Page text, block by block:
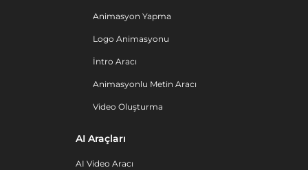
Animasyon Yapma
Logo Animasyonu
İntro Aracı
Animasyonlu Metin Aracı
Video Oluşturma
AI Araçları
AI Video Aracı